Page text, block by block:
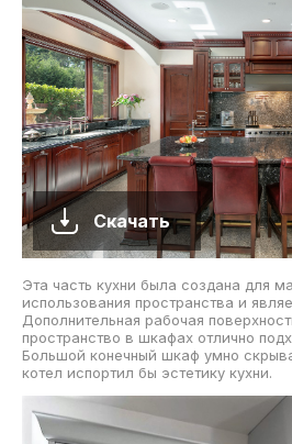
Скачать
Эта часть кухни была создана для
использования пространства и
Дополнительная рабочая
пространство в шкафах отлично
Большой конечный шкаф умно
котел испортил бы эстетику кухни.